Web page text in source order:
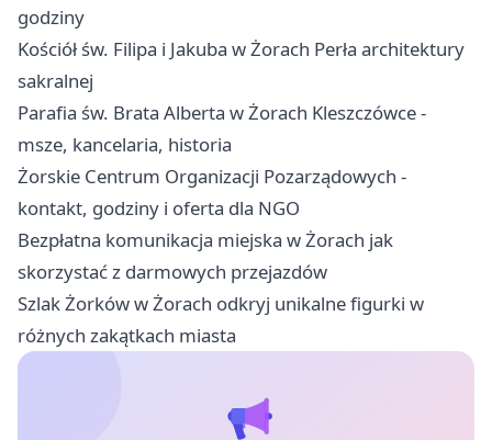
godziny
Kościół św. Filipa i Jakuba w Żorach Perła architektury
sakralnej
Parafia św. Brata Alberta w Żorach Kleszczówce -
msze, kancelaria, historia
Żorskie Centrum Organizacji Pozarządowych -
kontakt, godziny i oferta dla NGO
Bezpłatna komunikacja miejska w Żorach jak
skorzystać z darmowych przejazdów
Szlak Żorków w Żorach odkryj unikalne figurki w
różnych zakątkach miasta